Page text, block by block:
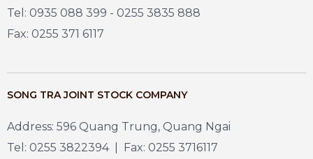
Tel: 0935 088 399 - 0255 3835 888
Fax: 0255 371 6117
SONG TRA JOINT STOCK COMPANY
Address: 596 Quang Trung, Quang Ngai
Tel: 0255 3822394 | Fax: 0255 3716117